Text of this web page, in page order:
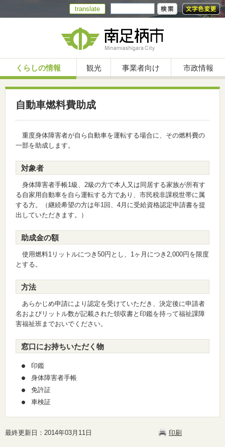
translate
くらしの情報 観光 事業者向け 市政情報
自動車燃料費助成
重度身体障害者が自ら自動車を運転する場合に、その燃料費の
一部を助成します。
対象者
身体障害者手帳1級、2級の方で本人又は同居する家族が所有す
る自家用自動車を自ら運転する方であり、市民税非課税世帯に属
する方。（継続希望の方は年1回、4月に受給資格認定申請書を提
出していただきます。）
助成金の額
使用燃料1リットルにつき50円とし、1ヶ月につき2,000円を限度
とする。
方法
あらかじめ申請により認定を受けていただき、決定後に申請者
名およびリットル数が記載された領収書と印鑑を持って福祉課障
害福祉班までおいでください。
窓口にお持ちいただく物
印鑑
身体障害者手帳
免許証
車検証
最終更新日：2014年03月11日 印刷